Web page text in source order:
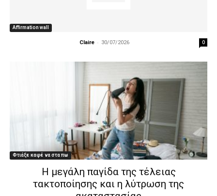
Affirmation wall
Claire - 30/07/2026 0
Φτιάξε καφέ να στα πω
Η μεγάλη παγίδα της τέλειας
τακτοποίησης και η λύτρωση της